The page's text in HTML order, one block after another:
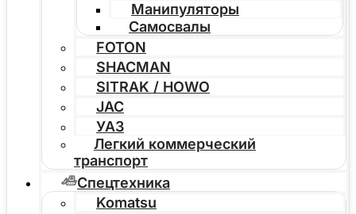
Манипуляторы
Самосвалы
FOTON
SHACMAN
SITRAK / HOWO
JAC
УАЗ
Легкий коммерческий
транспорт
Спецтехника
Komatsu